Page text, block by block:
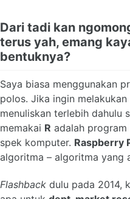
Dari tadi kan
terus yah, emang
bentuknya?
Saya biasa menggunakan
polos. Jika ingin
menuliskan terlebih dahulu
memakai R adalah
spek komputer. Raspberry
algoritma – algoritma yang
Flashback dulu pada 2014,